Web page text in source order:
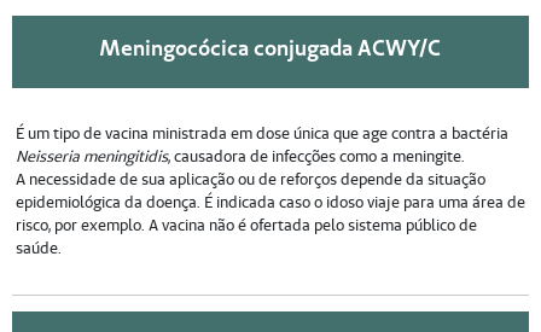
Meningocócica conjugada ACWY/C
É um tipo de vacina ministrada em dose única que age contra a bactéria
Neisseria meningitidis, causadora de infecções como a meningite.
A necessidade de sua aplicação ou de reforços depende da situação
epidemiológica da doença. É indicada caso o idoso viaje para uma área de
risco, por exemplo. A vacina não é ofertada pelo sistema público de
saúde.